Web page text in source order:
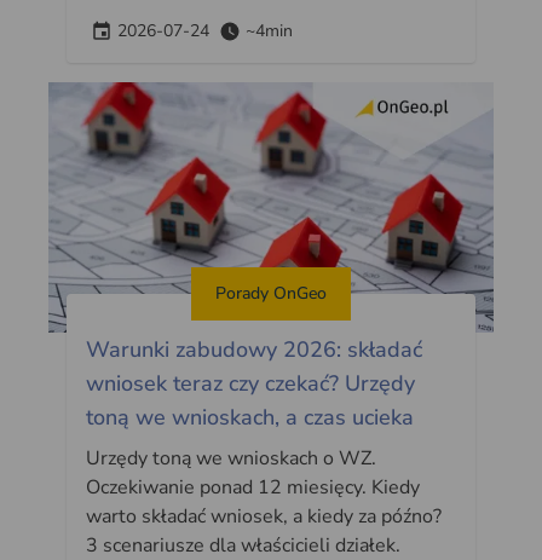
2026-07-24 ~4min
Porady OnGeo
Warunki zabudowy 2026: składać
wniosek teraz czy czekać? Urzędy
toną we wnioskach, a czas ucieka
Urzędy toną we wnioskach o WZ.
Oczekiwanie ponad 12 miesięcy. Kiedy
warto składać wniosek, a kiedy za późno?
3 scenariusze dla właścicieli działek.